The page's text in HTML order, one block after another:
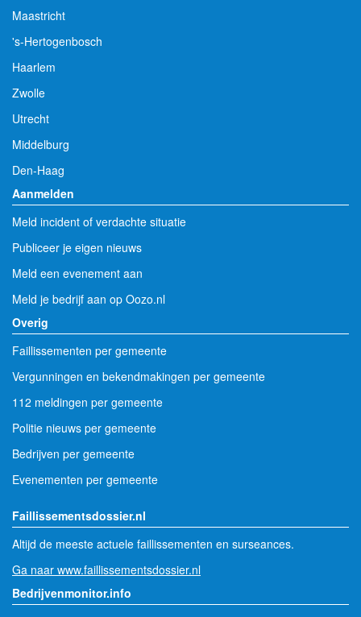
Maastricht
's-Hertogenbosch
Haarlem
Zwolle
Utrecht
Middelburg
Den-Haag
Aanmelden
Meld incident of verdachte situatie
Publiceer je eigen nieuws
Meld een evenement aan
Meld je bedrijf aan op Oozo.nl
Overig
Faillissementen per gemeente
Vergunningen en bekendmakingen per gemeente
112 meldingen per gemeente
Politie nieuws per gemeente
Bedrijven per gemeente
Evenementen per gemeente
Faillissementsdossier.nl
Altijd de meeste actuele faillissementen en surseances.
Ga naar www.faillissementsdossier.nl
Bedrijvenmonitor.info